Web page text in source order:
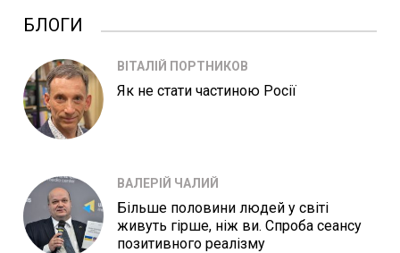
БЛОГИ
ВІТАЛІЙ ПОРТНИКОВ
Як не стати частиною Росії
ВАЛЕРІЙ ЧАЛИЙ
Більше половини людей у світі
живуть гірше, ніж ви. Спроба сеансу
позитивного реалізму